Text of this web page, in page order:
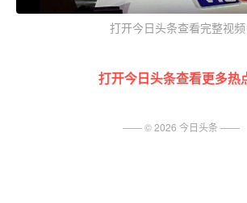
打开今日头条查看完整视频
打开今日头条查看更多热
—— ©2026 今日头条 ——